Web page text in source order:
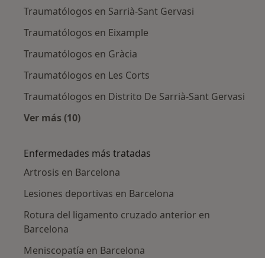
Traumatólogos en Sarrià-Sant Gervasi
Traumatólogos en Eixample
Traumatólogos en Gràcia
Traumatólogos en Les Corts
Traumatólogos en Distrito De Sarrià-Sant Gervasi
Ver más (10)
Enfermedades más tratadas
Artrosis en Barcelona
Lesiones deportivas en Barcelona
Rotura del ligamento cruzado anterior en
Barcelona
Meniscopatía en Barcelona